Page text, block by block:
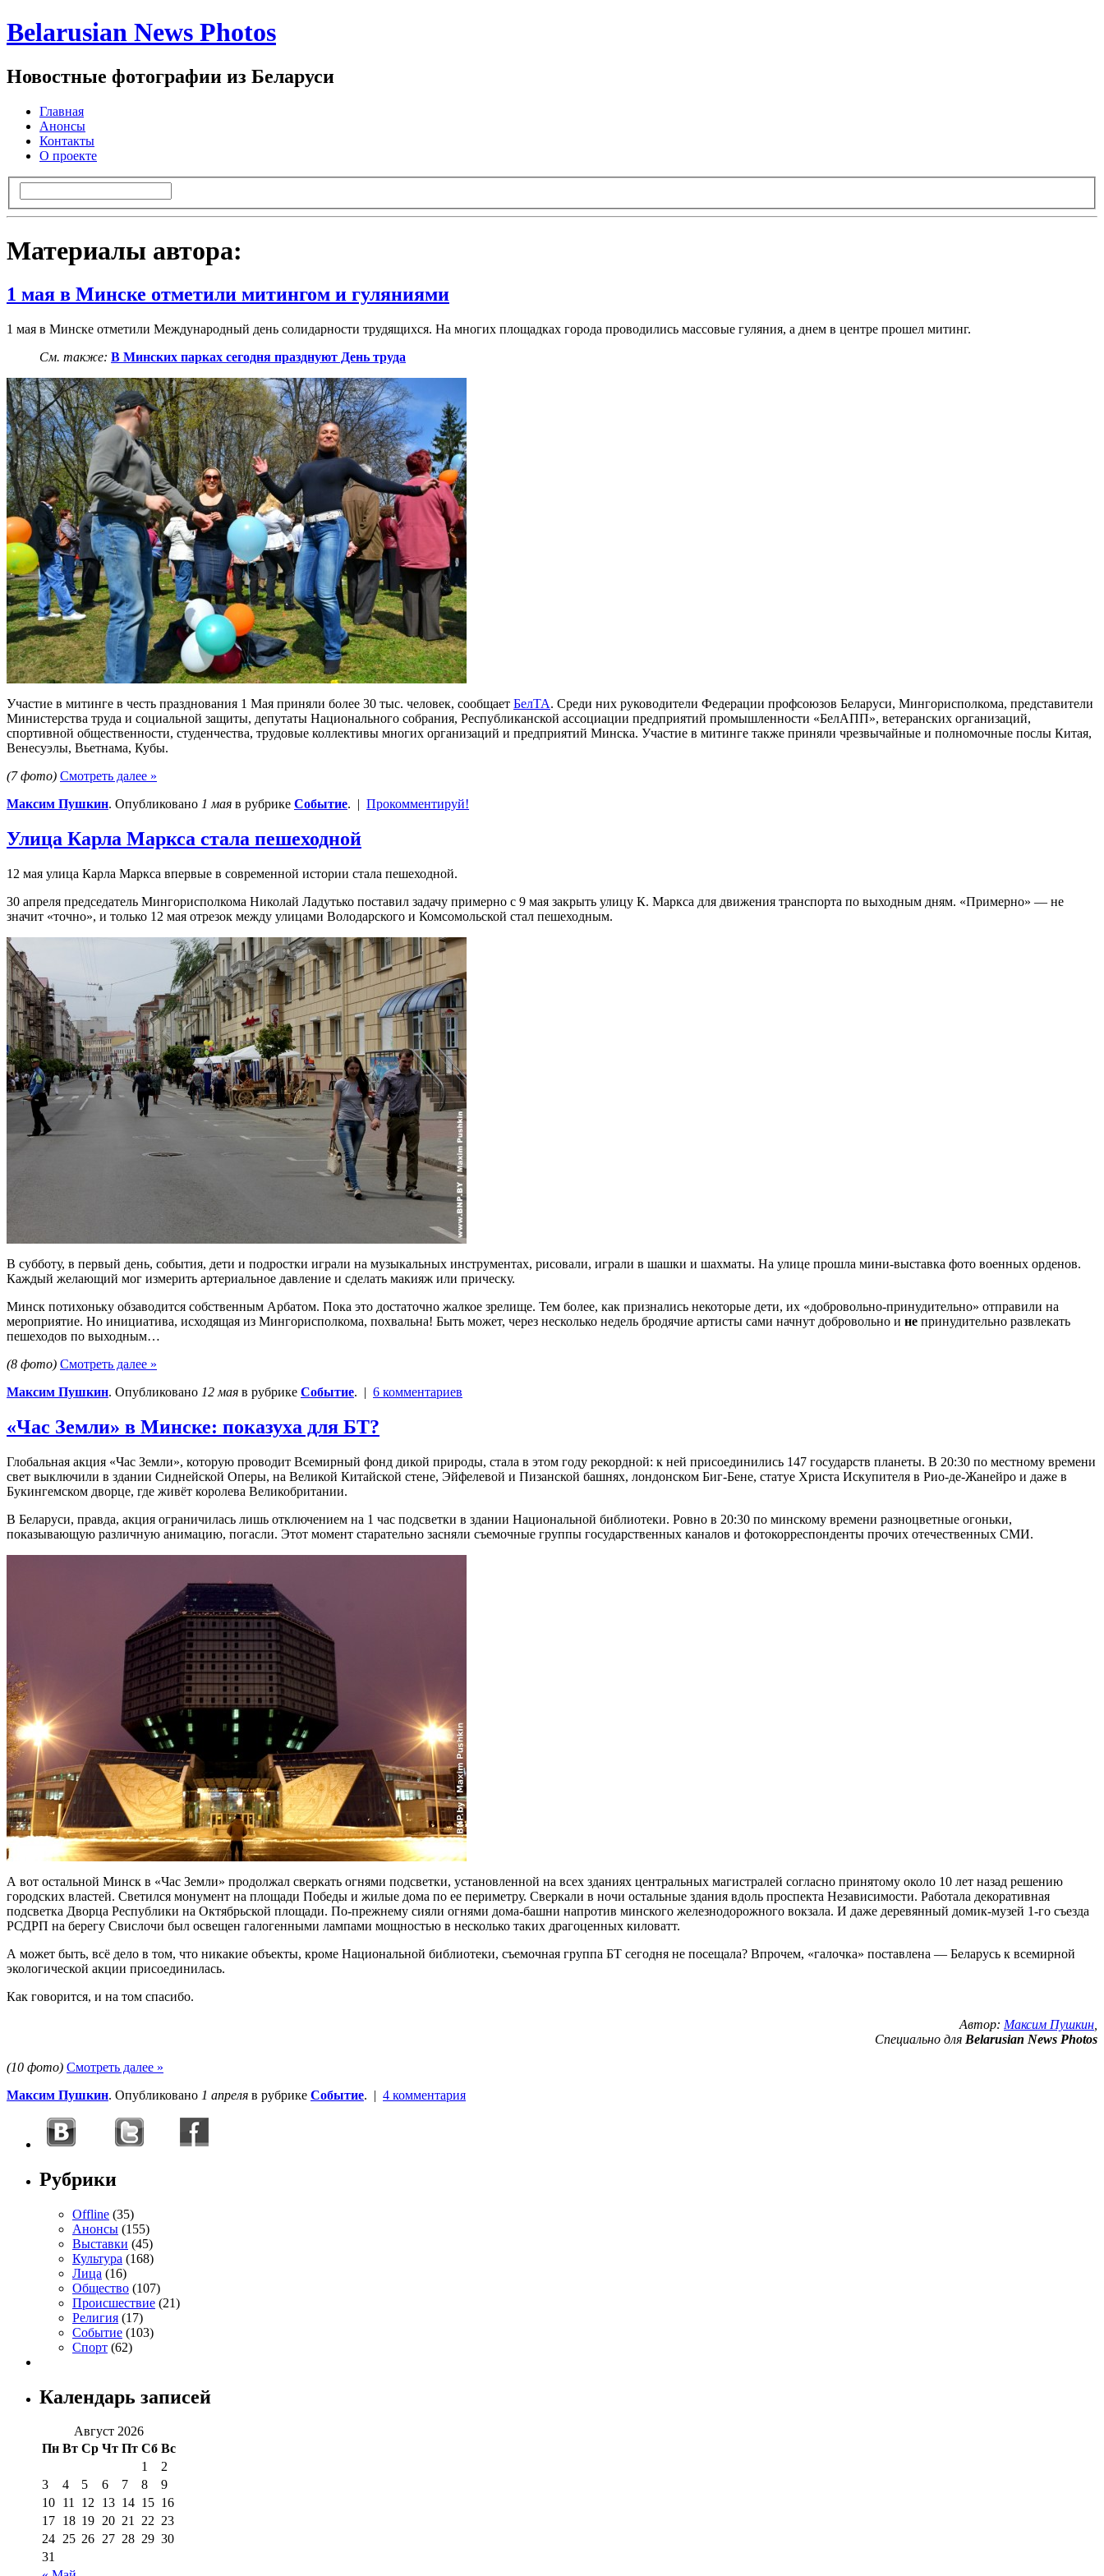
Belarusian News Photos
Новостные фотографии из Беларуси
Главная
Анонсы
Контакты
О проекте
Материалы автора:
1 мая в Минске отметили митингом и гуляниями
1 мая в Минске отметили Международный день солидарности трудящихся. На многих площадках города проводились массовые гуляния, а днем в центре прошел митинг.
См. также: В Минских парках сегодня празднуют День труда
Участие в митинге в честь празднования 1 Мая приняли более 30 тыс. человек, сообщает БелТА. Среди них руководители Федерации профсоюзов Беларуси, Мингорисполкома, представители
Министерства труда и социальной защиты, депутаты Национального собрания, Республиканской ассоциации предприятий промышленности «БелАПП», ветеранских организаций,
спортивной общественности, студенчества, трудовые коллективы многих организаций и предприятий Минска. Участие в митинге также приняли чрезвычайные и полномочные послы Китая,
Венесуэлы, Вьетнама, Кубы.
(7 фото) Смотреть далее »
Максим Пушкин. Опубликовано 1 мая в рубрике Событие. | Прокомментируй!
Улица Карла Маркса стала пешеходной
12 мая улица Карла Маркса впервые в современной истории стала пешеходной.
30 апреля председатель Мингорисполкома Николай Ладутько поставил задачу примерно с 9 мая закрыть улицу К. Маркса для движения транспорта по выходным дням. «Примерно» — не
значит «точно», и только 12 мая отрезок между улицами Володарского и Комсомольской стал пешеходным.
В субботу, в первый день, события, дети и подростки играли на музыкальных инструментах, рисовали, играли в шашки и шахматы. На улице прошла мини-выставка фото военных орденов.
Каждый желающий мог измерить артериальное давление и сделать макияж или прическу.
Минск потихоньку обзаводится собственным Арбатом. Пока это достаточно жалкое зрелище. Тем более, как признались некоторые дети, их «добровольно-принудительно» отправили на
мероприятие. Но инициатива, исходящая из Мингорисполкома, похвальна! Быть может, через несколько недель бродячие артисты сами начнут добровольно и не принудительно развлекать
пешеходов по выходным…
(8 фото) Смотреть далее »
Максим Пушкин. Опубликовано 12 мая в рубрике Событие. | 6 комментариев
«Час Земли» в Минске: показуха для БТ?
Глобальная акция «Час Земли», которую проводит Всемирный фонд дикой природы, стала в этом году рекордной: к ней присоединились 147 государств планеты. В 20:30 по местному времени
свет выключили в здании Сиднейской Оперы, на Великой Китайской стене, Эйфелевой и Пизанской башнях, лондонском Биг-Бене, статуе Христа Искупителя в Рио-де-Жанейро и даже в
Букингемском дворце, где живёт королева Великобритании.
В Беларуси, правда, акция ограничилась лишь отключением на 1 час подсветки в здании Национальной библиотеки. Ровно в 20:30 по минскому времени разноцветные огоньки,
показывающую различную анимацию, погасли. Этот момент старательно засняли съемочные группы государственных каналов и фотокорреспонденты прочих отечественных СМИ.
А вот остальной Минск в «Час Земли» продолжал сверкать огнями подсветки, установленной на всех зданиях центральных магистралей согласно принятому около 10 лет назад решению
городских властей. Светился монумент на площади Победы и жилые дома по ее периметру. Сверкали в ночи остальные здания вдоль проспекта Независимости. Работала декоративная
подсветка Дворца Республики на Октябрьской площади. По-прежнему сияли огнями дома-башни напротив минского железнодорожного вокзала. И даже деревянный домик-музей 1-го съезда
РСДРП на берегу Свислочи был освещен галогенными лампами мощностью в несколько таких драгоценных киловатт.
А может быть, всё дело в том, что никакие объекты, кроме Национальной библиотеки, съемочная группа БТ сегодня не посещала? Впрочем, «галочка» поставлена — Беларусь к всемирной
экологической акции присоединилась.
Как говорится, и на том спасибо.
Автор: Максим Пушкин
Специально для Belarusian News Photos
(10 фото) Смотреть далее »
Максим Пушкин. Опубликовано 1 апреля в рубрике Событие. | 4 комментария
Рубрики
Offline (35)
Анонсы (155)
Выставки (45)
Культура (168)
Лица (16)
Общество (107)
Происшествие (21)
Религия (17)
Событие (103)
Спорт (62)
Календарь записей
Август 2026
Пн Вт Ср Чт Пт Сб Вс
1
2
3
4 5 6 7 8
9
10 11 12 13 14 15 16
17 18 19 20 21 22 23
24 25 26 27 28 29 30
31